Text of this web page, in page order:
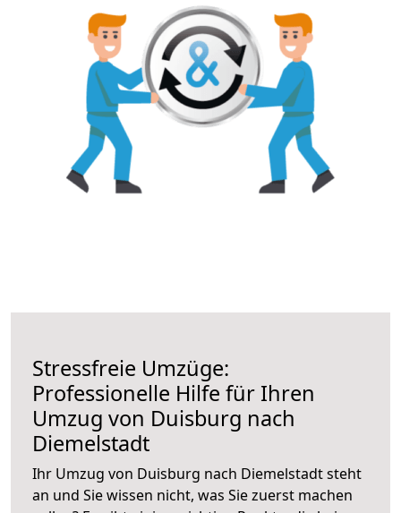
Stressfreie Umzüge:
Professionelle Hilfe für Ihren
Umzug von Duisburg nach
Diemelstadt
Ihr Umzug von Duisburg nach Diemelstadt steht
an und Sie wissen nicht, was Sie zuerst machen